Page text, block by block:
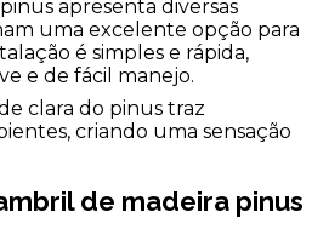
apresenta diversas
uma excelente opção para
é simples e rápida,
e de fácil manejo.
clara do pinus traz
criando uma sensação
de madeira pinus